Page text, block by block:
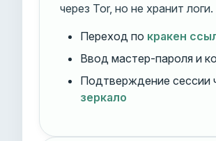
через Tor, но не хранит логи.
Переход по кракен
Ввод мастер-пароля и
Подтверждение сессии
зеркало